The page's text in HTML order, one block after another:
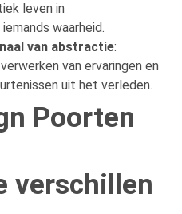
leven in
waarheid.
van abstractie:
van ervaringen en
uit het verleden.
Poorten
verschillen